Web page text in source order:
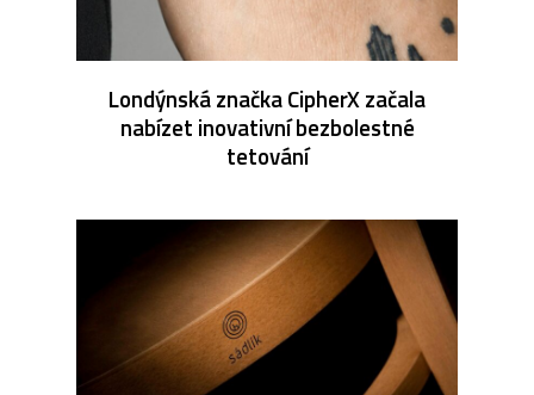
Londýnská značka CipherX začala
nabízet inovativní bezbolestné
tetování